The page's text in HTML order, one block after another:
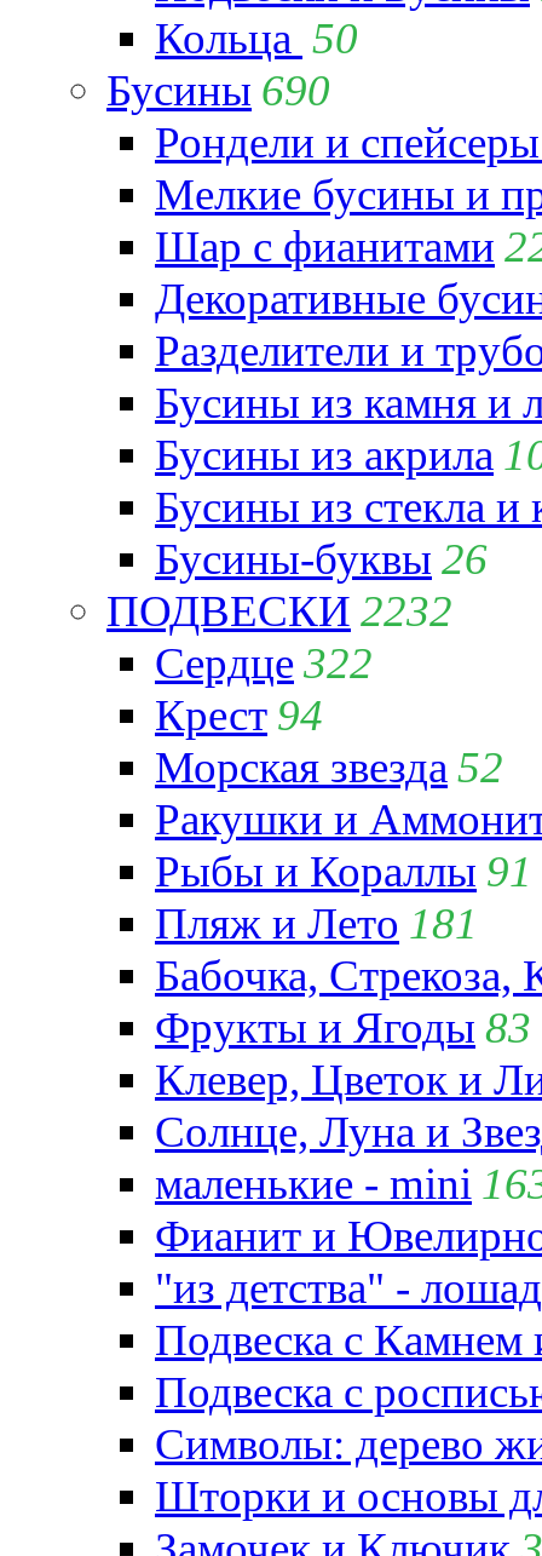
Кольца 50
Бусины 690
Рондели и
Мелкие бусины и
Шар с фианитами
Декоративные
Разделители и
Бусины из камня и
Бусины из акрила
Бусины из стекла и
Бусины-буквы 26
ПОДВЕСКИ 2232
Сердце322
Крест 94
Морская звезда 52
Ракушки и
Рыбы и Кораллы 91
Пляж и Лето 181
Бабочка,
Фрукты и Ягоды 83
Клевер, Цветок и
Солнце, Луна и
маленькие - mini
Фианит и
"из детства" -
Подвеска с
Подвеска с
Символы: дерево
Шторки и основы